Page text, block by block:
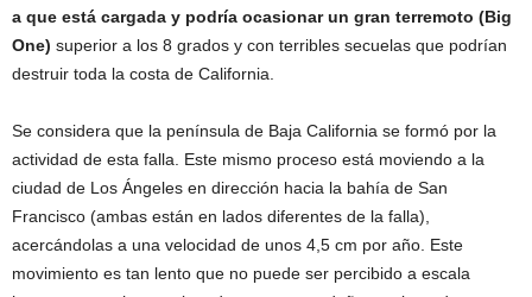
a que está cargada y podría ocasionar un gran terremoto (Big
One) superior a los 8 grados y con terribles secuelas que podrían
destruir toda la costa de California.
Se considera que la península de Baja California se formó por la
actividad de esta falla. Este mismo proceso está moviendo a la
ciudad de Los Ángeles en dirección hacia la bahía de San
Francisco (ambas están en lados diferentes de la falla),
acercándolas a una velocidad de unos 4,5 cm por año. Este
movimiento es tan lento que no puede ser percibido a escala